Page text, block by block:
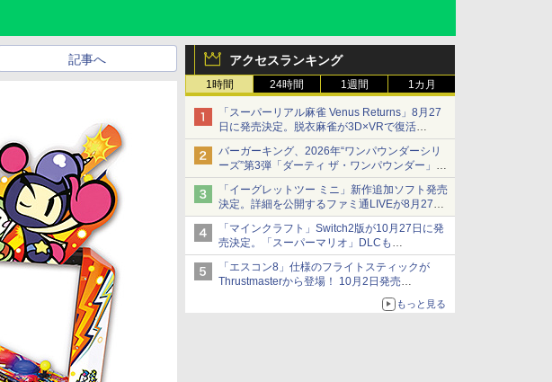
アクセスランキング
1時間 24時間 1週間 1カ月
「スーパーリアル麻雀 Venus Returns」8月27
日に発売決定。脱衣麻雀が3D×VRで復活
発売から2週間は20%オフになるセールが実施
バーガーキング、2026年“ワンパウンダーシリ
ーズ”第3弾「ダーティ ザ・ワンパウンダー」を
8月7日発売
「特製ガーリックマヨソース」を使用した超大
型チーズバーガー
「イーグレットツー ミニ」新作追加ソフト発売
決定。詳細を公開するファミ通LIVEが8月27日
20時から配信
シリーズ累計100タイトルへ
「マインクラフト」Switch2版が10月27日に発
売決定。「スーパーマリオ」DLCも
Switch版からのアップグレードも可能に
「エスコン8」仕様のフライトスティックが
Thrustmasterから登場！ 10月2日発売
ジョイスティックに振動機能を搭載。予約受付
もっと見る
記事へ